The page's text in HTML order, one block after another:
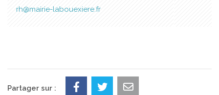
rh@mairie-labouexiere.fr
Partager sur :